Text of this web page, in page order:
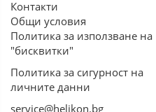
Контакти
Общи условия
Политика за използване на
"бисквитки"
Политика за сигурност на
личните данни
service@helikon.bg